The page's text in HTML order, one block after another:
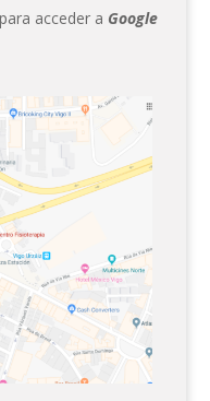
acceder a Google